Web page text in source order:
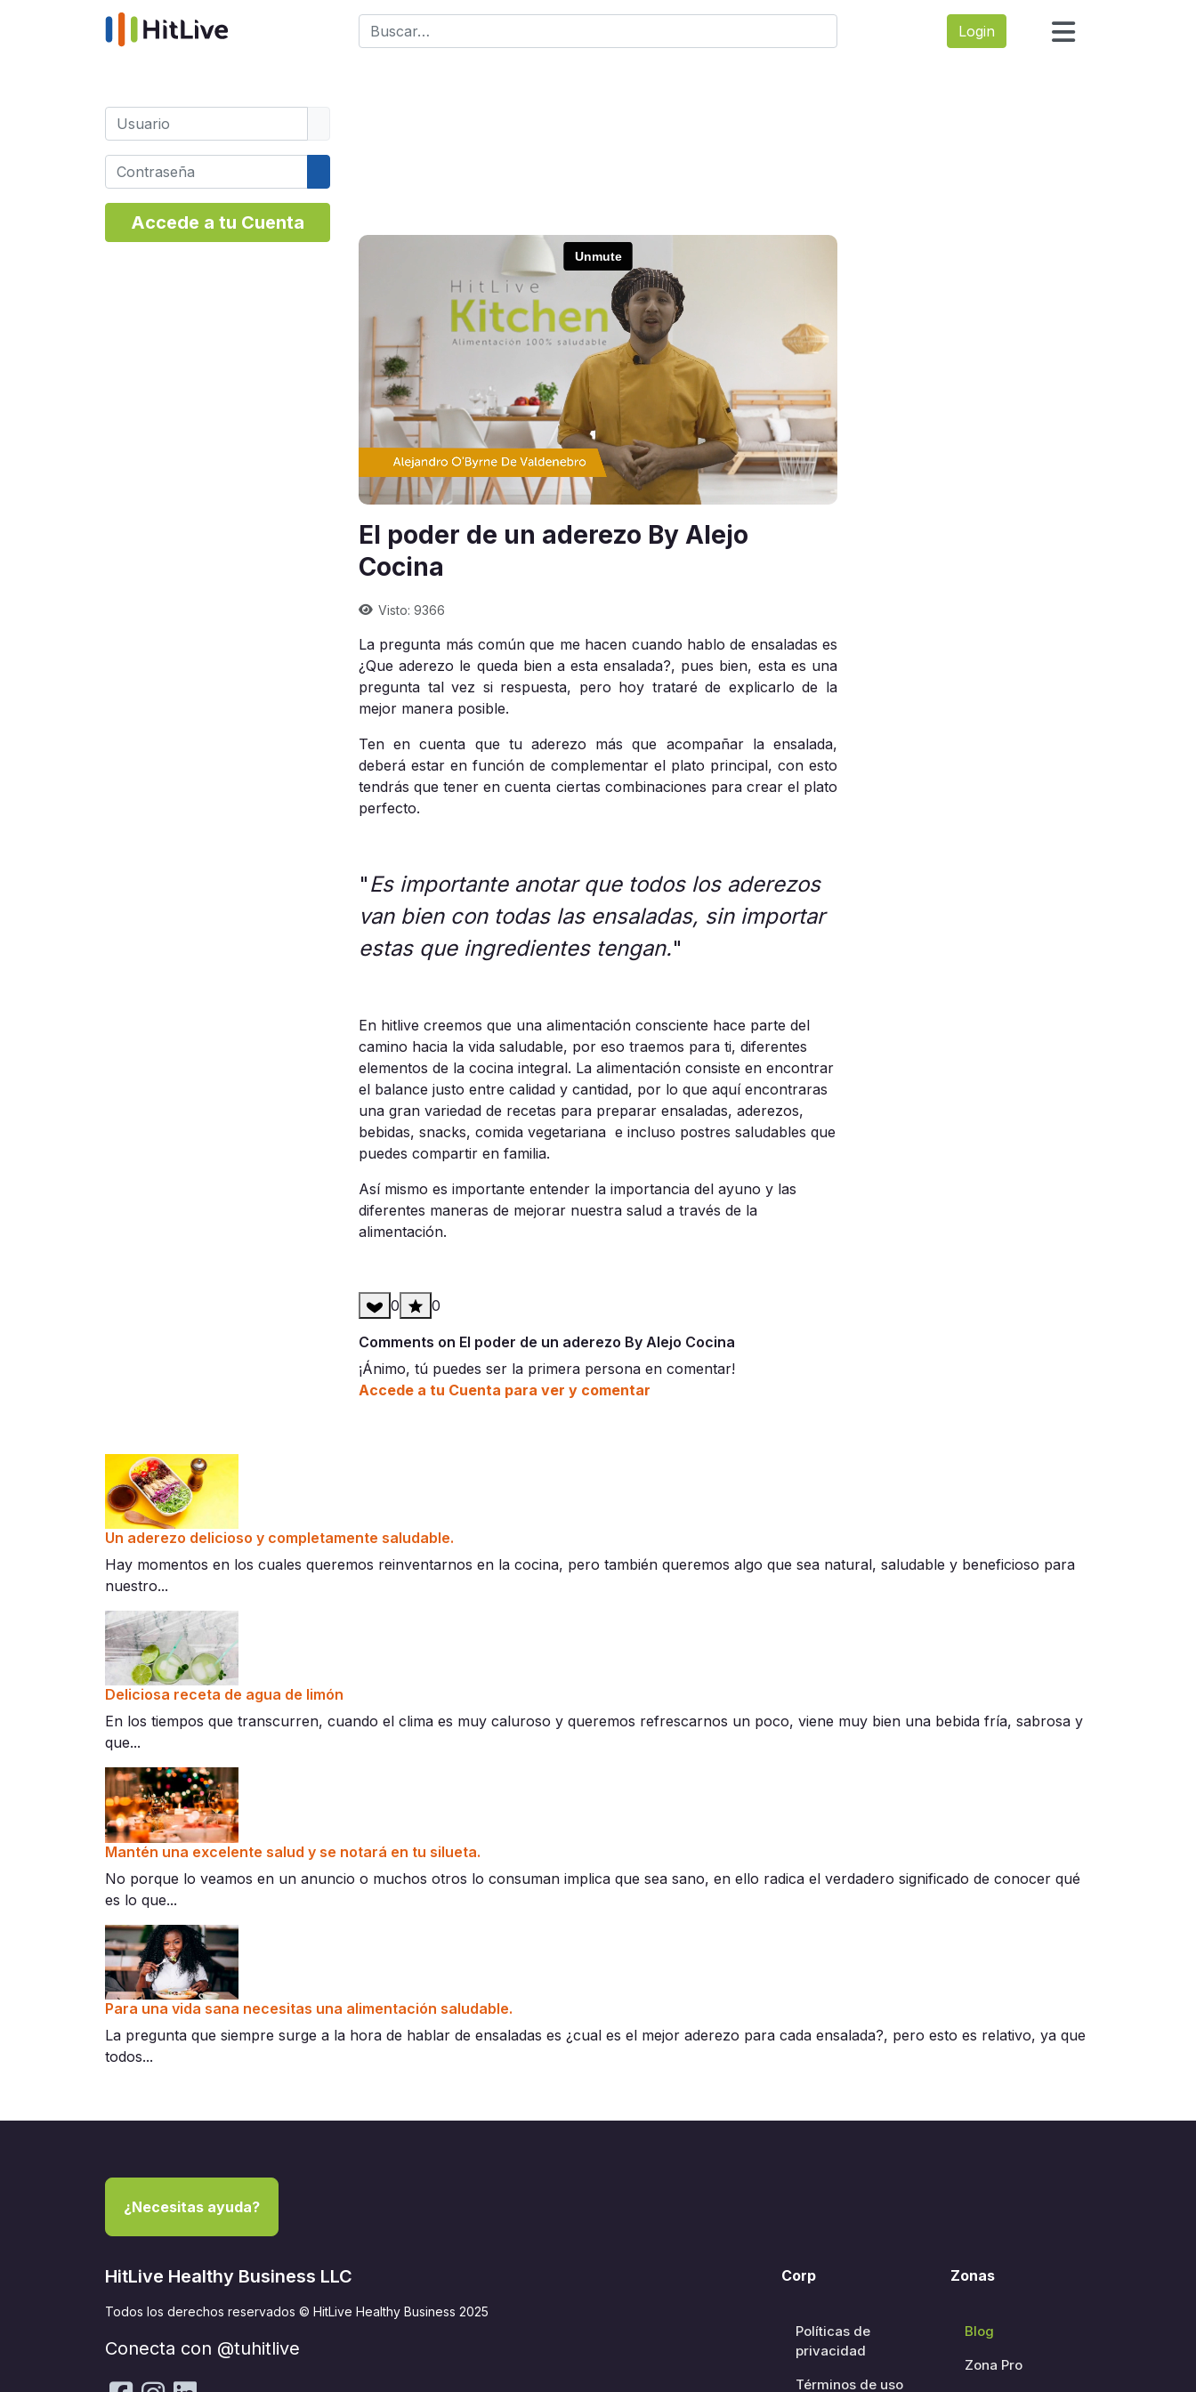
Buscar
Login
El poder de un aderezo By Alejo
Cocina
Visto: 9366
La pregunta más común que me hacen cuando hablo de ensaladas es
¿Que aderezo le queda bien a esta ensalada?, pues bien, esta es una
pregunta tal vez si respuesta, pero hoy trataré de explicarlo de la
mejor manera posible.
Ten en cuenta que tu aderezo más que acompañar la ensalada,
deberá estar en función de complementar el plato principal, con esto
tendrás que tener en cuenta ciertas combinaciones para crear el plato
perfecto.
"Es importante anotar que todos los aderezos
van bien con todas las ensaladas, sin importar
estas que ingredientes tengan."
En hitlive creemos que una alimentación consciente hace parte del
camino hacia la vida saludable, por eso traemos para ti, diferentes
elementos de la cocina integral. La alimentación consiste en encontrar
el balance justo entre calidad y cantidad, por lo que aquí encontraras
una gran variedad de recetas para preparar ensaladas, aderezos,
bebidas, snacks, comida vegetariana e incluso postres saludables que
puedes compartir en familia.
Así mismo es importante entender la importancia del ayuno y las
diferentes maneras de mejorar nuestra salud a través de la
alimentación.
0 0
Comments on El poder de un aderezo By Alejo Cocina
¡Ánimo, tú puedes ser la primera persona en comentar!
Accede a tu Cuenta para ver y comentar
Usuario
Contraseña
Mostrar contraseña
Accede a tu Cuenta
Un aderezo delicioso y completamente saludable.
Hay momentos en los cuales queremos reinventarnos en la cocina, pero también queremos algo que sea natural, saludable y beneficioso para
nuestro...
Deliciosa receta de agua de limón
En los tiempos que transcurren, cuando el clima es muy caluroso y queremos refrescarnos un poco, viene muy bien una bebida fría, sabrosa y
que...
Mantén una excelente salud y se notará en tu silueta.
No porque lo veamos en un anuncio o muchos otros lo consuman implica que sea sano, en ello radica el verdadero significado de conocer qué
es lo que...
Para una vida sana necesitas una alimentación saludable.
La pregunta que siempre surge a la hora de hablar de ensaladas es ¿cual es el mejor aderezo para cada ensalada?, pero esto es relativo, ya que
todos...
¿Necesitas ayuda?
HitLive Healthy Business LLC
Todos los derechos reservados © HitLive Healthy Business 2025
Conecta con @tuhitlive
Corp
Políticas de
privacidad
Términos de uso
Zonas
Blog
Zona Pro